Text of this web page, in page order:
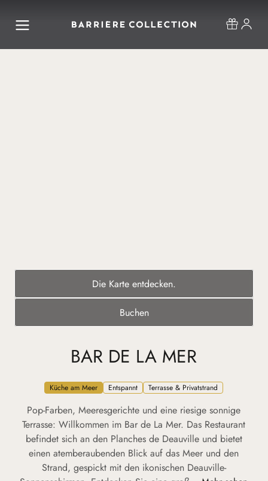
Die Karte entdecken.
Buchen
BAR DE LA MER
Küche am Meer Entspannt Terrasse & Privatstrand
Pop-Farben, Meeresgerichte und eine riesige sonnige
Terrasse: Willkommen im Bar de La Mer. Das Restaurant
befindet sich an den Planches de Deauville und bietet
einen atemberaubenden Blick auf das Meer und den
Strand, gespickt mit den ikonischen Deauville-